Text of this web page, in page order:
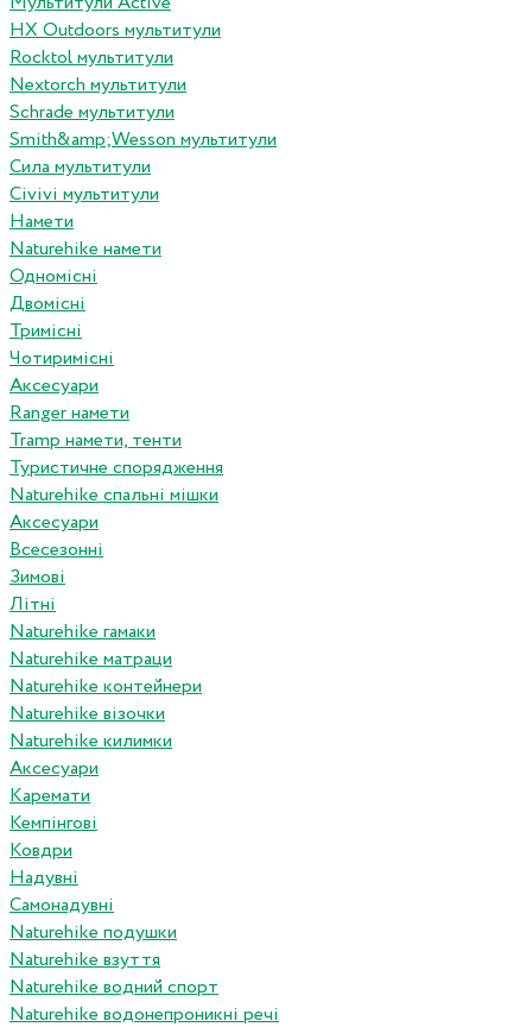
HX Outdoors мультитули
Rocktol мультитули
Nextorch мультитули
Schrade мультитули
Smith&amp;Wesson мультитули
Сила мультитули
Civivi мультитули
Намети
Naturehike намети
Одномісні
Двомісні
Тримісні
Чотиримісні
Аксесуари
Ranger намети
Tramp намети, тенти
Туристичне спорядження
Naturehike спальні мішки
Аксесуари
Всесезонні
Зимові
Літні
Naturehike гамаки
Naturehike матраци
Naturehike контейнери
Naturehike візочки
Naturehike килимки
Аксесуари
Каремати
Кемпінгові
Ковдри
Надувні
Самонадувні
Naturehike подушки
Naturehike взуття
Naturehike водний спорт
Naturehike водонепроникні речі